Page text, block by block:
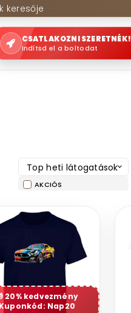
keresője
CSATLAKOZNI SZERETNÉK!
Indítsd el a boltodat
Top heti látogatások
AKCIÓS
20% kedvezmény
Kuponkód: Nap20